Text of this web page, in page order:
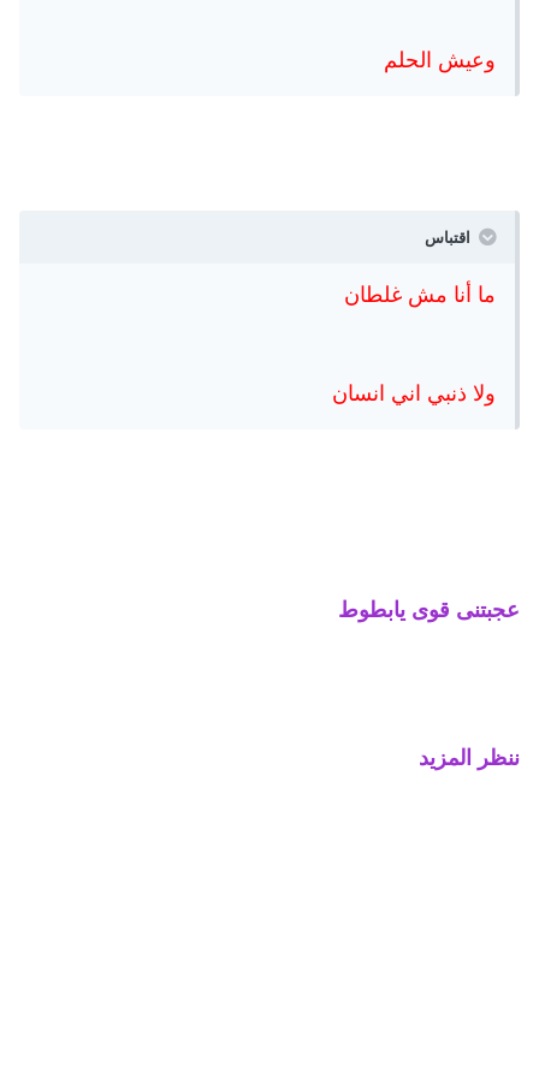
وعيش الحلم
اقتباس
ما أنا مش غلطان
ولا ذنبي اني انسان
عجبتنى قوى يابطوط
ننظر المزيد